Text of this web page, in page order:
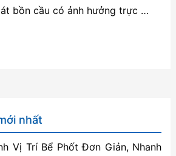
bồn cầu có ảnh hưởng trực …
nhất
Vị Trí Bể Phốt Đơn Giản, Nhanh